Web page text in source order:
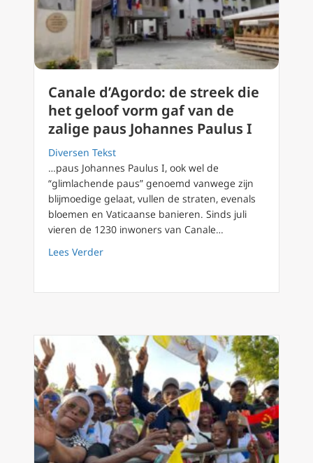
Canale d’Agordo: de streek die
het geloof vorm gaf van de
zalige paus Johannes Paulus I
Diversen Tekst
…paus Johannes Paulus I, ook wel de
“glimlachende paus” genoemd vanwege zijn
blijmoedige gelaat, vullen de straten, evenals
bloemen en Vaticaanse banieren. Sinds juli
vieren de 1230 inwoners van Canale…
Lees Verderabout Canale d’Agordo: de streek die het